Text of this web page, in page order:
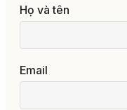
Họ và tên
Email